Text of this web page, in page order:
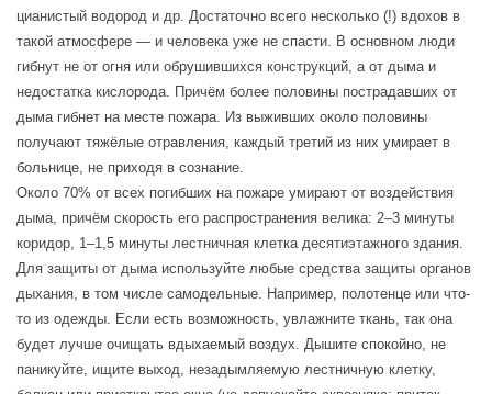
цианистый водород и др. Достаточно всего несколько (!) вдохов в
такой атмосфере — и человека уже не спасти. В основном люди
гибнут не от огня или обрушившихся конструкций, а от дыма и
недостатка кислорода. Причём более половины пострадавших от
дыма гибнет на месте пожара. Из выживших около половины
получают тяжёлые отравления, каждый третий из них умирает в
больнице, не приходя в сознание.
Около 70% от всех погибших на пожаре умирают от воздействия
дыма, причём скорость его распространения велика: 2–3 минуты
коридор, 1–1,5 минуты лестничная клетка десятиэтажного здания.
Для защиты от дыма используйте любые средства защиты органов
дыхания, в том числе самодельные. Например, полотенце или что-
то из одежды. Если есть возможность, увлажните ткань, так она
будет лучше очищать вдыхаемый воздух. Дышите спокойно, не
паникуйте, ищите выход, незадымляемую лестничную клетку,